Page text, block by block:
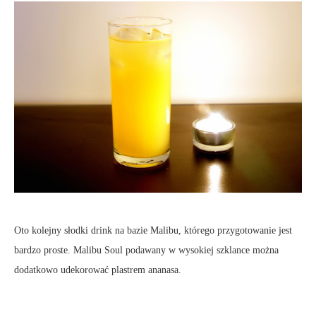
Oto kolejny słodki drink na bazie Malibu, którego przygotowanie jest
bardzo proste. Malibu Soul podawany w wysokiej szklance można
dodatkowo udekorować plastrem ananasa.